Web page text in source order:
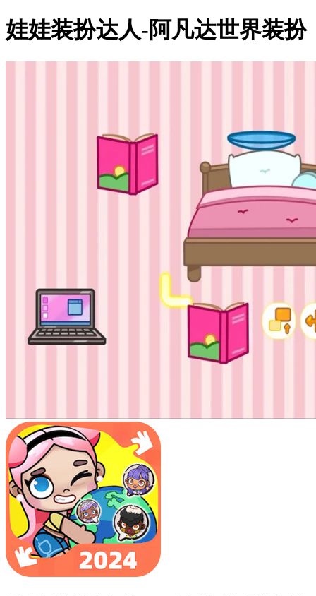
娃娃装扮达人-阿凡达世界装扮